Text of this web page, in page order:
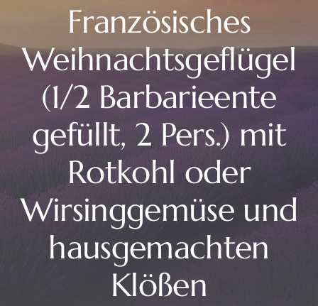
Französisches
Weihnachtsgeflügel
(1/2 Barbarieente
gefüllt, 2 Pers.) mit
Rotkohl oder
Wirsinggemüse und
hausgemachten
Klößen